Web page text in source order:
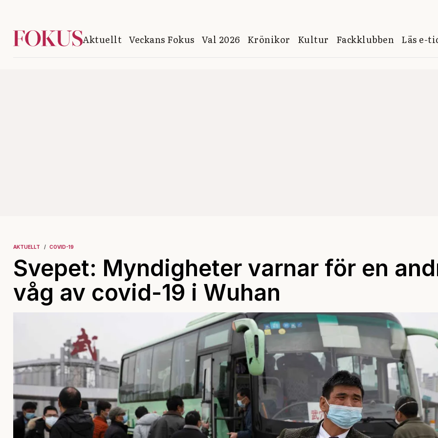
Aktuellt Veckans Fokus Val 2026 Krönikor Kultur Fackklubben Läs e-
AKTUELLT COVID-19
Svepet: Myndigheter varnar för en
våg av covid-19 i Wuhan